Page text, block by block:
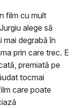
film cu mult
alege să
mai degrabă în
prin care trec. E
premiată pe
tocmai
care poate